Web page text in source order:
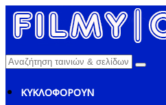
ΚΥΚΛΟΦΟΡΟΥΝ